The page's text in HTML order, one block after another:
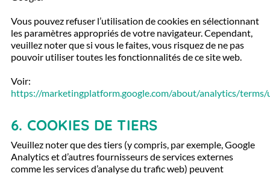
Vous pouvez refuser l’utilisation de cookies en sélectionnant
les paramètres appropriés de votre navigateur. Cependant,
veuillez noter que si vous le faites, vous risquez de ne pas
pouvoir utiliser toutes les fonctionnalités de ce site web.
Voir:
https://marketingplatform.google.com/about/analytics/terms/
6. COOKIES DE TIERS
Veuillez noter que des tiers (y compris, par exemple, Google
Analytics et d’autres fournisseurs de services externes
comme les services d’analyse du trafic web) peuvent